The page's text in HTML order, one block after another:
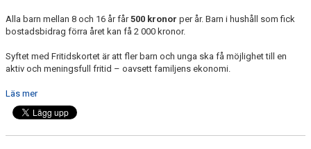
TÄVLINGAR
UTBILDNING
KALENDER
Alla barn mellan 8 och 16 år får500 kronor per år. Barn i hushåll som fick
bostadsbidrag förra året kan få 2 000 kronor.
Syftet med Fritidskortet är att fler barn och unga ska få möjlighet till en
aktiv och meningsfull fritid – oavsett familjens ekonomi.
Läs mer